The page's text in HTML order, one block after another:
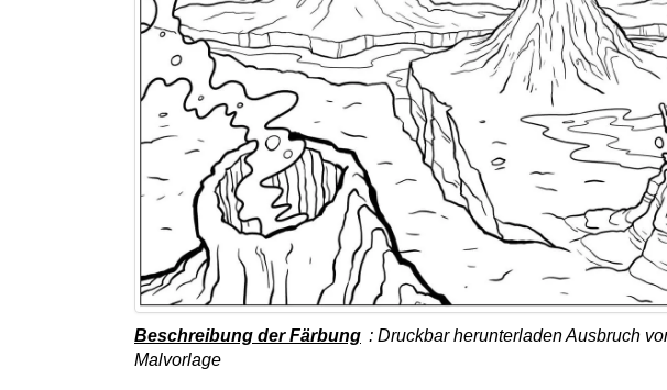
Beschreibung der Färbung : Druckbar herunterladen Ausbruch
Malvorlage